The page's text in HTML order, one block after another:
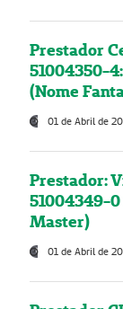
Prestador
51004350-
(Nome
01 de Abril de
Prestador:
51004349-
Master)
01 de Abril de